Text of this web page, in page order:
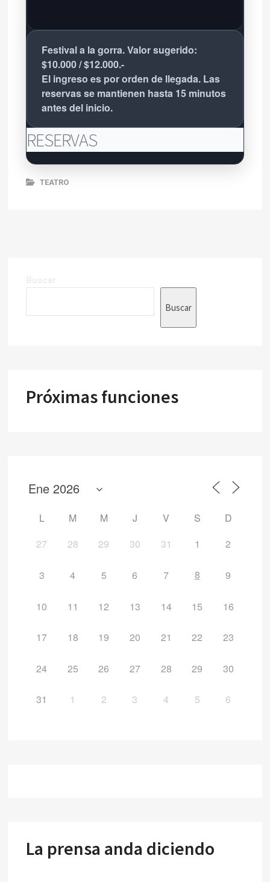
Festival a la gorra. Valor sugerido:
$10.000 / $12.000.-
El ingreso es por orden de llegada. Las
reservas se mantienen hasta 15 minutos
antes del inicio.
RESERVAS
TEATRO
Buscar
Próximas funciones
L M M J V S
D
27
28 29 30 31 1 2
3 4 5 6 7 8 9
10 11 12 13 14 15 16
17 18 19 20 21 22 23
24 25 26 27 28 29 30
31 1 2 3 4 5 6
La prensa anda diciendo